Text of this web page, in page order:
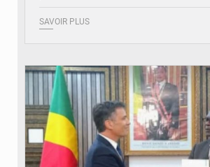
SAVOIR PLUS